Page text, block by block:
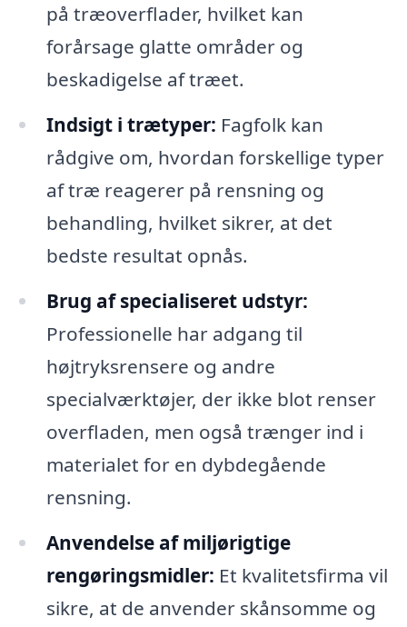
på træoverflader, hvilket kan
forårsage glatte områder og
beskadigelse af træet.
Indsigt i trætyper: Fagfolk kan
rådgive om, hvordan forskellige typer
af træ reagerer på rensning og
behandling, hvilket sikrer, at det
bedste resultat opnås.
Brug af specialiseret udstyr:
Professionelle har adgang til
højtryksrensere og andre
specialværktøjer, der ikke blot renser
overfladen, men også trænger ind i
materialet for en dybdegående
rensning.
Anvendelse af miljørigtige
rengøringsmidler: Et kvalitetsfirma vil
sikre, at de anvender skånsomme og